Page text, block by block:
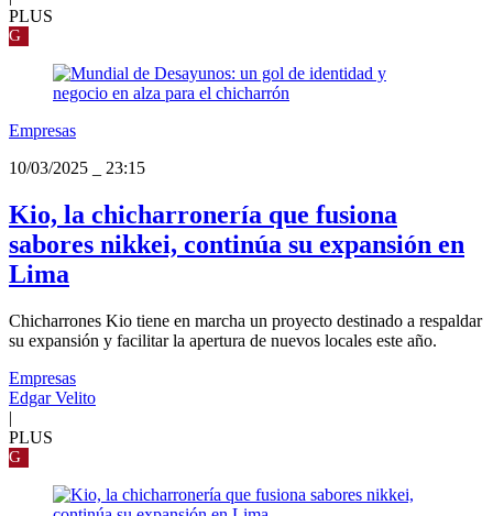
PLUS
G
Empresas
10/03/2025
23:15
Kio, la chicharronería que fusiona
sabores nikkei, continúa su expansión en
Lima
Chicharrones Kio tiene en marcha un proyecto destinado a respaldar
su expansión y facilitar la apertura de nuevos locales este año.
Empresas
Edgar Velito
|
PLUS
G